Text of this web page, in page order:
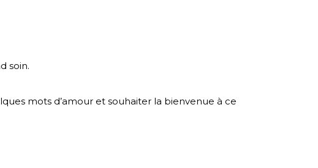
soin.
mots d’amour et souhaiter la bienvenue à ce